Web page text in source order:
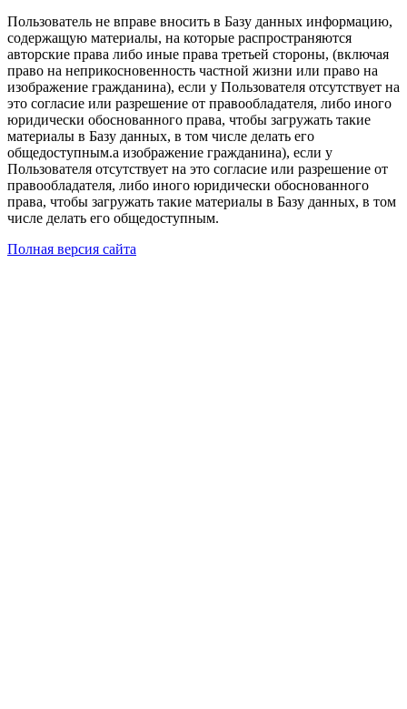
Пользователь не вправе вносить в Базу данных информацию,
содержащую материалы, на которые распространяются
авторские права либо иные права третьей стороны, (включая
право на неприкосновенность частной жизни или право на
изображение гражданина), если у Пользователя отсутствует на
это согласие или разрешение от правообладателя, либо иного
юридически обоснованного права, чтобы загружать такие
материалы в Базу данных, в том числе делать его
общедоступным.а изображение гражданина), если у
Пользователя отсутствует на это согласие или разрешение от
правообладателя, либо иного юридически обоснованного
права, чтобы загружать такие материалы в Базу данных, в том
числе делать его общедоступным.
Полная версия сайта